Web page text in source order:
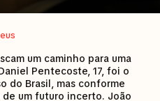
um caminho para uma
Pentecoste, 17, foi o
do Brasil, mas conforme
um futuro incerto. João